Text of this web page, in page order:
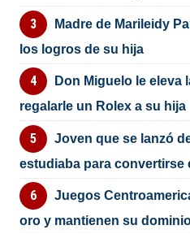
Madre de Marileidy
los logros de su hija
Don Miguelo le eleva
regalarle un Rolex a su hija
Joven que se lanzó
estudiaba para convertirse
Juegos
oro y mantienen su